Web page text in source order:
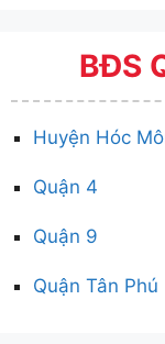
BĐS
Huyện Hóc
Quận 4
Quận 9
Quận Tân Phú